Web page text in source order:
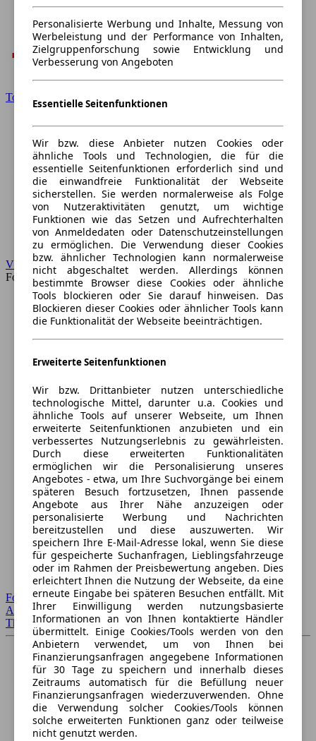
Toyota
VW
Forum
Forum Startseite
Alle Auto-Foren
Themen-Forum
Personalisierte Werbung und Inhalte, Messung von
Werbeleistung und der Performance von Inhalten,
Zielgruppenforschung sowie Entwicklung und
Verbesserung von Angeboten
Essentielle Seitenfunktionen
Wir bzw. diese Anbieter nutzen Cookies oder
ähnliche Tools und Technologien, die für die
essentielle Seitenfunktionen erforderlich sind und
die einwandfreie Funktionalität der Webseite
sicherstellen. Sie werden normalerweise als Folge
von Nutzeraktivitäten genutzt, um wichtige
Funktionen wie das Setzen und Aufrechterhalten
von Anmeldedaten oder Datenschutzeinstellungen
zu ermöglichen. Die Verwendung dieser Cookies
bzw. ähnlicher Technologien kann normalerweise
nicht abgeschaltet werden. Allerdings können
bestimmte Browser diese Cookies oder ähnliche
Tools blockieren oder Sie darauf hinweisen. Das
Blockieren dieser Cookies oder ähnlicher Tools kann
die Funktionalität der Webseite beeinträchtigen.
Erweiterte Seitenfunktionen
Wir bzw. Drittanbieter nutzen unterschiedliche
technologische Mittel, darunter u.a. Cookies und
ähnliche Tools auf unserer Webseite, um Ihnen
erweiterte Seitenfunktionen anzubieten und ein
verbessertes Nutzungserlebnis zu gewährleisten.
Durch diese erweiterten Funktionalitäten
ermöglichen wir die Personalisierung unseres
Angebotes - etwa, um Ihre Suchvorgänge bei einem
späteren Besuch fortzusetzen, Ihnen passende
Angebote aus Ihrer Nähe anzuzeigen oder
personalisierte Werbung und Nachrichten
bereitzustellen und diese auszuwerten. Wir
speichern Ihre E-Mail-Adresse lokal, wenn Sie diese
für gespeicherte Suchanfragen, Lieblingsfahrzeuge
oder im Rahmen der Preisbewertung angeben. Dies
erleichtert Ihnen die Nutzung der Webseite, da eine
erneute Eingabe bei späteren Besuchen entfällt. Mit
Ihrer Einwilligung werden nutzungsbasierte
Informationen an von Ihnen kontaktierte Händler
übermittelt. Einige Cookies/Tools werden von den
Anbietern verwendet, um von Ihnen bei
Finanzierungsanfragen angegebene Informationen
für 30 Tage zu speichern und innerhalb dieses
Zeitraums automatisch für die Befüllung neuer
Finanzierungsanfragen wiederzuverwenden. Ohne
die Verwendung solcher Cookies/Tools können
solche erweiterten Funktionen ganz oder teilweise
nicht genutzt werden.